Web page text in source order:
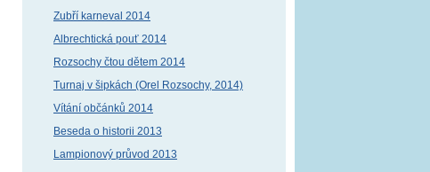
Zubří karneval 2014
Albrechtická pouť 2014
Rozsochy čtou dětem 2014
Turnaj v šipkách (Orel Rozsochy, 2014)
Vítání občánků 2014
Beseda o historii 2013
Lampionový průvod 2013